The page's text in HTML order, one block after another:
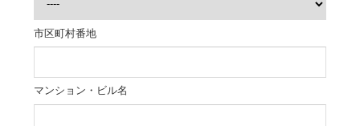
市区町村番地
マンション・ビル名